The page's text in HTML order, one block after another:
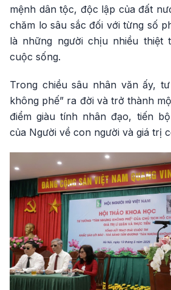
mệnh dân tộc, độc lập của đất
chăm lo sâu sắc đối với từng số
là những người chịu nhiều thiệt
cuộc sống.
Trong chiều sâu nhân văn ấy,
không phế” ra đời và trở thành
điểm giàu tính nhân đạo, tiến
của Người về con người và giá trị